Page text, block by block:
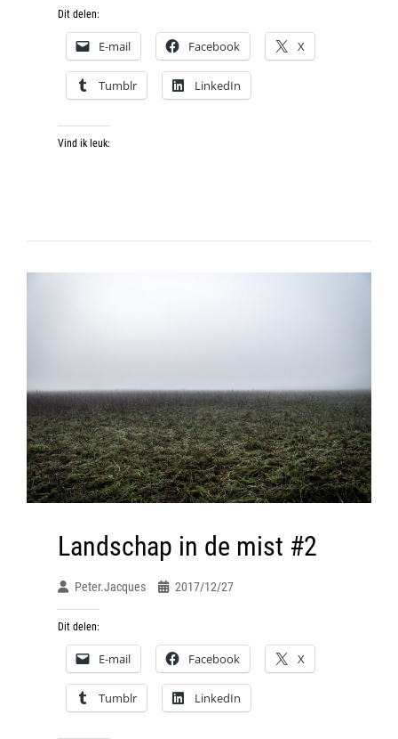
Dit delen:
E-mail Facebook X
Tumblr LinkedIn
Vind ik leuk:
Landschap in de mist #2
Peter.jacques 2017/12/27
Dit delen:
E-mail Facebook X
Tumblr LinkedIn